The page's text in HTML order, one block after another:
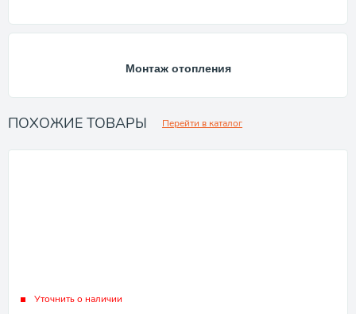
Монтаж отопления
ПОХОЖИЕ ТОВАРЫ Перейти в каталог
Уточнить о наличии